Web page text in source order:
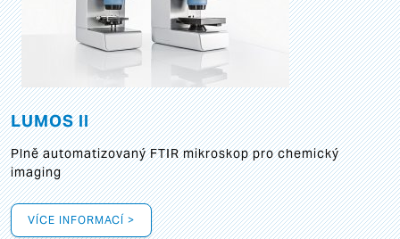
LUMOS II
Plně automatizovaný FTIR mikroskop pro chemický
imaging
VÍCE INFORMACÍ >